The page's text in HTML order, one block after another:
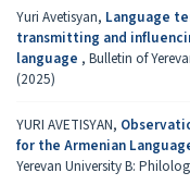
Yuri Avetisyan, Language
transmitting and
language , Bulletin of
(2025)
YURI AVETISYAN,
for the Armenian
Yerevan University B: